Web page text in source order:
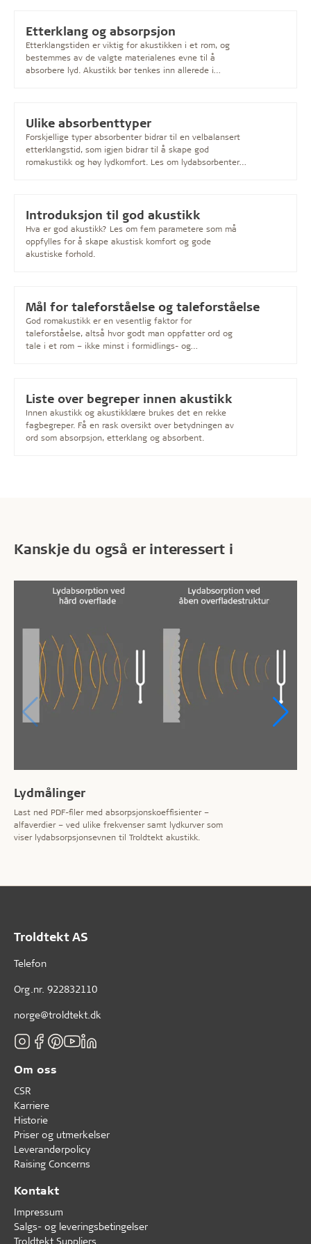
Etterklang og absorpsjon
Etterklangstiden er viktig for akustikken i et rom, og
bestemmes av de valgte materialenes evne til å
absorbere lyd. Akustikk bør tenkes inn allerede i
Ulike absorbenttyper
Forskjellige typer absorbenter bidrar til en velbalansert
etterklangstid, som igjen bidrar til å skape god
romakustikk og høy lydkomfort. Les om lydabsorbenter
Introduksjon til god akustikk
Hva er god akustikk? Les om fem parametere som må
oppfylles for å skape akustisk komfort og gode
akustiske forhold.
Mål for taleforståelse og taleforståelse
God romakustikk er en vesentlig faktor for
taleforståelse, altså hvor godt man oppfatter ord og
tale i et rom – ikke minst i formidlings- og
Liste over begreper innen akustikk
Innen akustikk og akustikklære brukes det en rekke
fagbegreper. Få en rask oversikt over betydningen av
ord som absorpsjon, etterklang og absorbent.
Kanskje du også er interessert i
Lydmålinger
Last ned PDF-filer med absorpsjonskoeffisienter –
alfaverdier – ved ulike frekvenser samt lydkurver som
viser lydabsorpsjonsevnen til Troldtekt akustikk.
Troldtekt AS
Telefon
Org.nr. 922832110
norge@troldtekt.dk
Om oss
CSR
Karriere
Historie
Priser og utmerkelser
Leverandørpolicy
Raising Concerns
Kontakt
Impressum
Salgs- og leveringsbetingelser
Troldtekt Suppliers